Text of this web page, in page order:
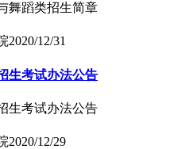
舞蹈类招生简章
2020/12/31
生考试办法公告
生考试办法公告
2020/12/29